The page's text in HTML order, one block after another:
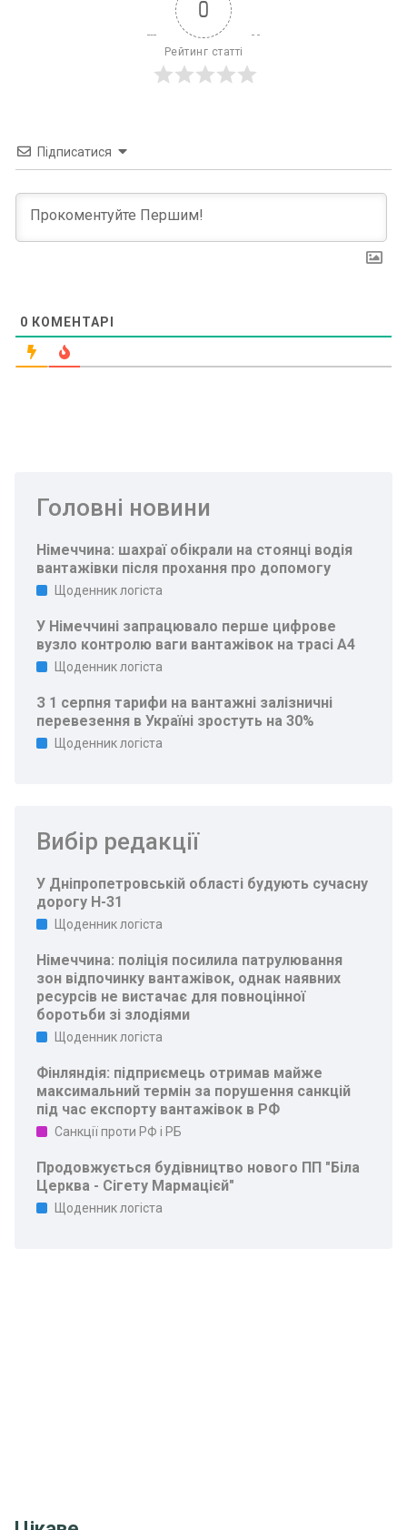
0
Рейтинг статті
Підписатися
0 КОМЕНТАРІ
Головні новини
Німеччина: шахраї обікрали на стоянці водія
вантажівки після прохання про допомогу
Щоденник логіста
У Німеччині запрацювало перше цифрове
вузло контролю ваги вантажівок на трасі A4
Щоденник логіста
З 1 серпня тарифи на вантажні залізничні
перевезення в Україні зростуть на 30%
Щоденник логіста
Вибір редакції
У Дніпропетровській області будують сучасну
дорогу Н-31
Щоденник логіста
Німеччина: поліція посилила патрулювання
зон відпочинку вантажівок, однак наявних
ресурсів не вистачає для повноцінної
боротьби зі злодіями
Щоденник логіста
Фінляндія: підприємець отримав майже
максимальний термін за порушення санкцій
під час експорту вантажівок в РФ
Санкції проти РФ і РБ
Продовжується будівництво нового ПП "Біла
Церква - Сігету Мармацієй"
Щоденник логіста